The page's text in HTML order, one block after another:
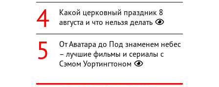
Какой церковный праздник 8
августа и что нельзя делать
От Аватара до Под знаменем небес
– лучшие фильмы и сериалы с
Сэмом Уортингтоном